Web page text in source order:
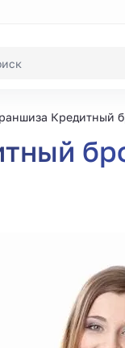
Кредитный